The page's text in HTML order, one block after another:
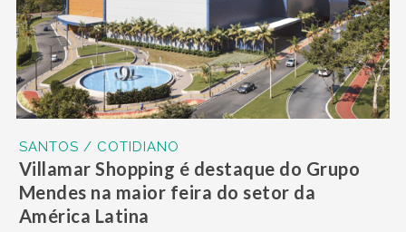
SANTOS / COTIDIANO
Villamar Shopping é destaque do Grupo
Mendes na maior feira do setor da
América Latina